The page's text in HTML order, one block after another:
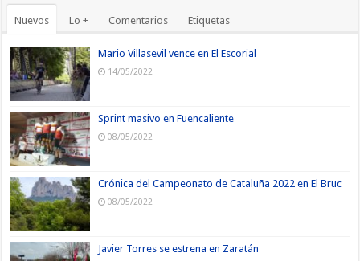
Nuevos Lo + Comentarios Etiquetas
Mario Villasevil vence en El Escorial
14/05/2022
Sprint masivo en Fuencaliente
08/05/2022
Crónica del Campeonato de Cataluña 2022 en El Bruc
08/05/2022
Javier Torres se estrena en Zaratán